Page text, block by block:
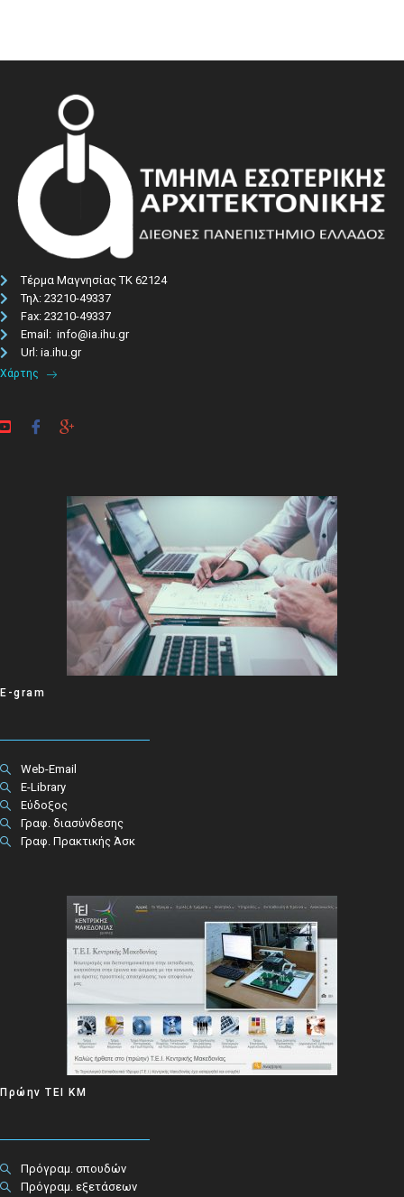
Τέρμα Μαγνησίας ΤΚ 62124
Τηλ: 23210-49337​
Fax: 23210-49337
Email: info@ia.ihu.gr
Url: ia.ihu.gr
Χάρτης
E-gram
Web-Email
E-Library
Εύδοξος
Γραφ. διασύνδεσης
Γραφ. Πρακτικής Άσκ
Πρώην ΤΕΙ ΚΜ
Πρόγραμ. σπουδών
Πρόγραμ. εξετάσεων